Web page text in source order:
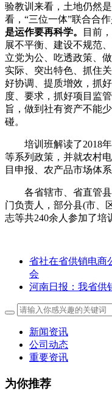
验教训来看，土地仍然
看，“三位一体”联合合
是运作要再科学。
目前
展不平衡、建设不规范
立党为公、吃透政策、
实际、突出特色、抓住
好协调、提质增效，抓
度、要求，抓好项目监
旨，做到社有资产不能
碰。
培训班解读了2018年
等系列政策，并就农村
目申报、农产品市场体
各省辖市、省直管县(
门负责人，部分县(市、
志等共240余人参加了培
省社在省供销电商
会
河南日报：我省供
新闻资讯
公司动态
重要资讯
为你推荐